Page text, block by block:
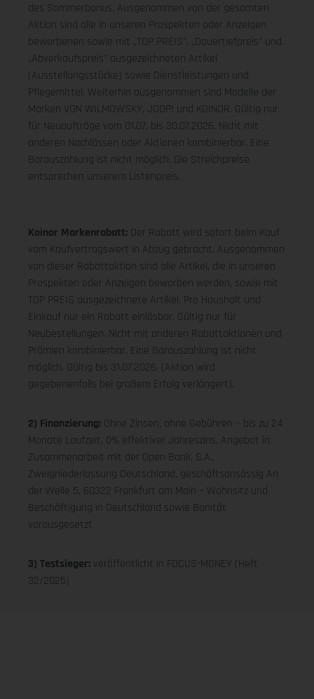
des Sommerbonus. Ausgenommen von der gesamten
Aktion sind alle in unseren Prospekten oder Anzeigen
beworbenen sowie mit „TOP PREIS", „Dauertiefpreis" und
„Abverkaufspreis" ausgezeichneten Artikel
(Ausstellungsstücke) sowie Dienstleistungen und
Pflegemittel. Weiterhin ausgenommen sind Modelle der
Marken VON WILMOWSKY, JOOP! und KOINOR. Gültig nur
für Neuaufträge vom 01.07. bis 30.07.2026. Nicht mit
anderen Nachlässen oder Aktionen kombinierbar. Eine
Barauszahlung ist nicht möglich. Die Streichpreise
entsprechen unserem Listenpreis.
Koinor Markenrabatt: Der Rabatt wird sofort beim Kauf
vom Kaufvertragswert in Abzug gebracht. Ausgenommen
von dieser Rabattaktion sind alle Artikel, die in unseren
Prospekten oder Anzeigen beworben werden, sowie mit
TOP PREIS ausgezeichnete Artikel. Pro Haushalt und
Einkauf nur ein Rabatt einlösbar. Gültig nur für
Neubestellungen. Nicht mit anderen Rabattaktionen und
Prämien kombinierbar. Eine Barauszahlung ist nicht
möglich. Gültig bis 31.07.2026. (Aktion wird
gegebenenfalls bei großem Erfolg verlängert).
2) Finanzierung: Ohne Zinsen, ohne Gebühren – bis zu 24
Monate Laufzeit, 0% effektiver Jahreszins. Angebot in
Zusammenarbeit mit der Open Bank, S.A.,
Zweigniederlassung Deutschland, geschäftsansässig An
der Welle 5, 60322 Frankfurt am Main – Wohnsitz und
Beschäftigung in Deutschland sowie Bonität
vorausgesetzt
3) Testsieger: veröffentlicht in FOCUS-MONEY (Heft
32/2025)